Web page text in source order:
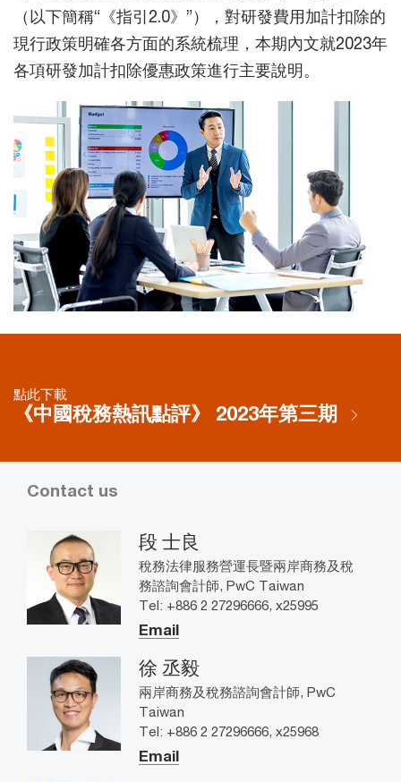
（以下簡稱“《指引2.0》”），對研發費用加計扣除的
現行政策明確各方面的系統梳理，本期內文就2023年
各項研發加計扣除優惠政策進行主要說明。
點此下載
《中國稅務熱訊點評》 2023年第三期
Contact us
段 士良
稅務法律服務營運長暨兩岸商務及稅
務諮詢會計師, PwC Taiwan
Tel: +886 2 27296666, x25995
Email
徐 丞毅
兩岸商務及稅務諮詢會計師, PwC
Taiwan
Tel: +886 2 27296666, x25968
Email